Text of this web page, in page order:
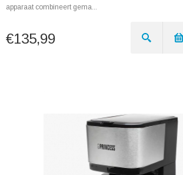
apparaat combineert gema...
€135,99